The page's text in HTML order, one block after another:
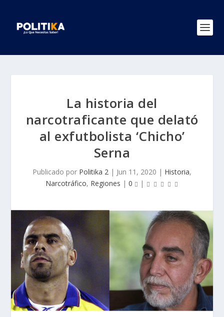
La historia del
narcotraficante que delató
al exfutbolista ‘Chicho’
Serna
Publicado por Politika 2 | Jun 11, 2020 | Historia,
Narcotráfico, Regiones | 0 |